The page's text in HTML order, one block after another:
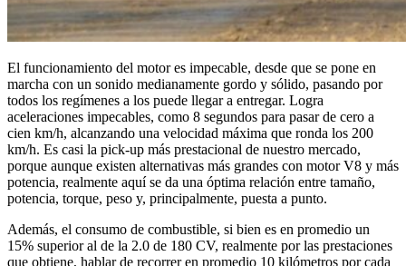
El funcionamiento del motor es impecable, desde que se pone en
marcha con un sonido medianamente gordo y sólido, pasando por
todos los regímenes a los puede llegar a entregar. Logra
aceleraciones impecables, como 8 segundos para pasar de cero a
cien km/h, alcanzando una velocidad máxima que ronda los 200
km/h. Es casi la pick-up más prestacional de nuestro mercado,
porque aunque existen alternativas más grandes con motor V8 y más
potencia, realmente aquí se da una óptima relación entre tamaño,
potencia, torque, peso y, principalmente, puesta a punto.
Además, el consumo de combustible, si bien es en promedio un
15% superior al de la 2.0 de 180 CV, realmente por las prestaciones
que obtiene, hablar de recorrer en promedio 10 kilómetros por cada